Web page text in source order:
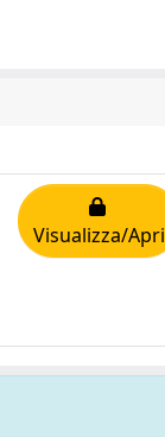
Visualizza/Apri